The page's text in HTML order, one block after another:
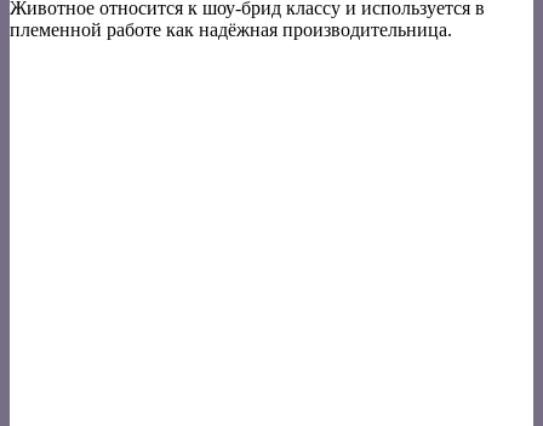
Животное относится к шоу-брид классу и используется в
племенной работе как надёжная производительница.